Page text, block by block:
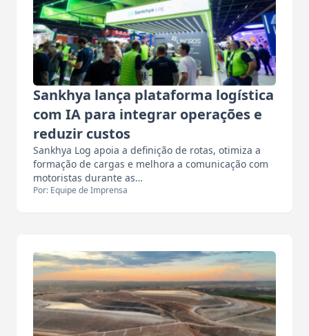
Sankhya lança plataforma logística
com IA para integrar operações e
reduzir custos
Sankhya Log apoia a definição de rotas, otimiza a
formação de cargas e melhora a comunicação com
motoristas durante as…
Por: Equipe de Imprensa